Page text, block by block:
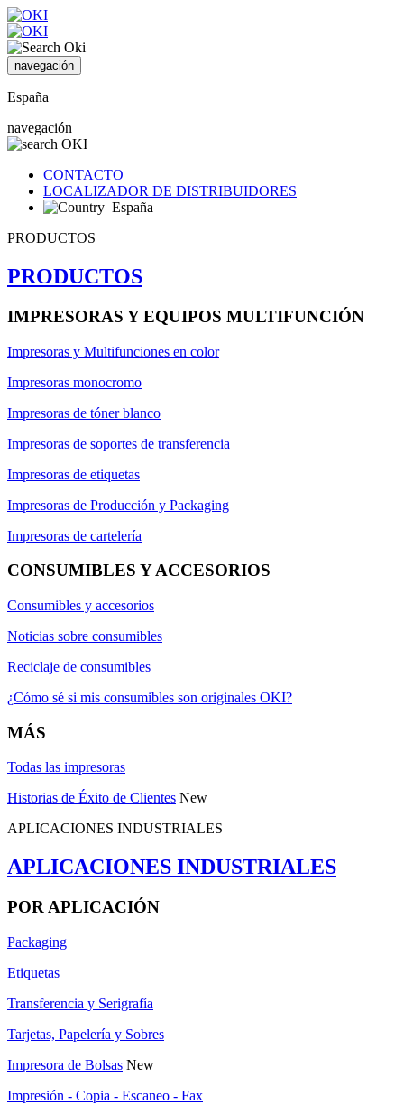
navegación
España
navegación
CONTACTO
LOCALIZADOR DE DISTRIBUIDORES
España
PRODUCTOS
PRODUCTOS
IMPRESORAS Y EQUIPOS MULTIFUNCIÓN
Impresoras y Multifunciones en color
Impresoras monocromo
Impresoras de tóner blanco
Impresoras de soportes de transferencia
Impresoras de etiquetas
Impresoras de Producción y Packaging
Impresoras de cartelería
CONSUMIBLES Y ACCESORIOS
Consumibles y accesorios
Noticias sobre consumibles
Reciclaje de consumibles
¿Cómo sé si mis consumibles son originales OKI?
MÁS
Todas las impresoras
Historias de Éxito de Clientes New
APLICACIONES INDUSTRIALES
APLICACIONES INDUSTRIALES
POR APLICACIÓN
Packaging
Etiquetas
Transferencia y Serigrafía
Tarjetas, Papelería y Sobres
Impresora de Bolsas New
Impresión - Copia - Escaneo - Fax